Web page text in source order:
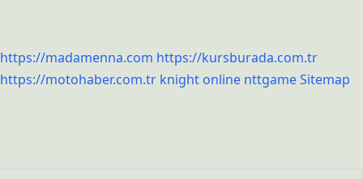
https://madamenna.com https://kursburada.com.tr
https://motohaber.com.tr knight online nttgameSitemap